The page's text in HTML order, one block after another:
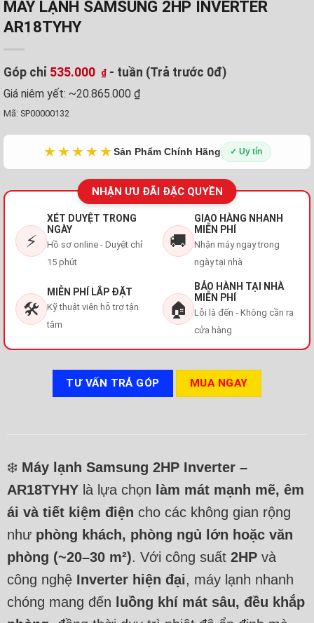
MÁY LẠNH SAMSUNG 2HP INVERTER
AR18TYHY
Góp chỉ 535.000 ₫ - tuần (Trả trước 0đ)
Giá niêm yết: ~20.865.000 ₫
Mã: SP00000132
★★★★★Sản Phẩm Chính Hãng ✓ Uy tín
NHẬN ƯU ĐÃI ĐẶC QUYỀN
⚡
XÉT DUYỆT TRONG
NGÀY
Hồ sơ online - Duyệt chỉ
15 phút
🚚
GIAO HÀNG NHANH
MIỄN PHÍ
Nhận máy ngay trong
ngày tại nhà
🛠️
MIỄN PHÍ LẮP ĐẶT
Kỹ thuật viên hỗ trợ tận
tâm
🏠
BẢO HÀNH TẠI NHÀ
MIỄN PHÍ
Lỗi là đến - Không cần ra
cửa hàng
TƯ VẤN TRẢ GÓP MUA NGAY
❄️ Máy lạnh Samsung 2HP Inverter –
AR18TYHY là lựa chọn làm mát mạnh mẽ, êm
ái và tiết kiệm điện cho các không gian rộng
như phòng khách, phòng ngủ lớn hoặc văn
phòng (~20–30 m²). Với công suất 2HP và
công nghệ Inverter hiện đại, máy lạnh nhanh
chóng mang đến
luồng khí mát sâu, đều khắp